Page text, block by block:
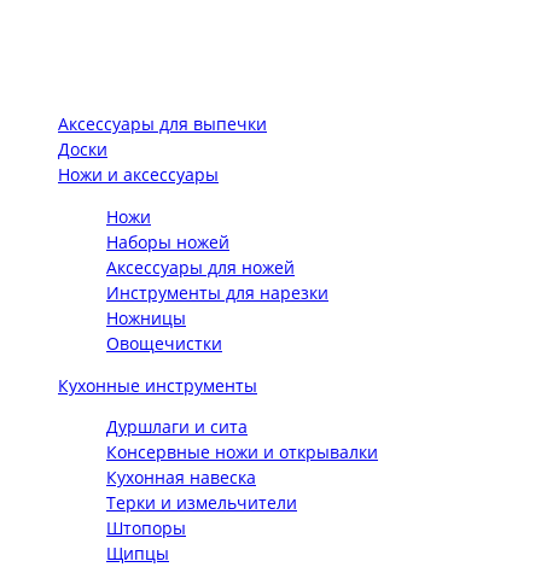
Аксессуары для выпечки
Доски
Ножи и аксессуары
Ножи
Наборы ножей
Аксессуары для ножей
Инструменты для нарезки
Ножницы
Овощечистки
Кухонные инструменты
Дуршлаги и сита
Консервные ножи и открывалки
Кухонная навеска
Терки и измельчители
Штопоры
Щипцы